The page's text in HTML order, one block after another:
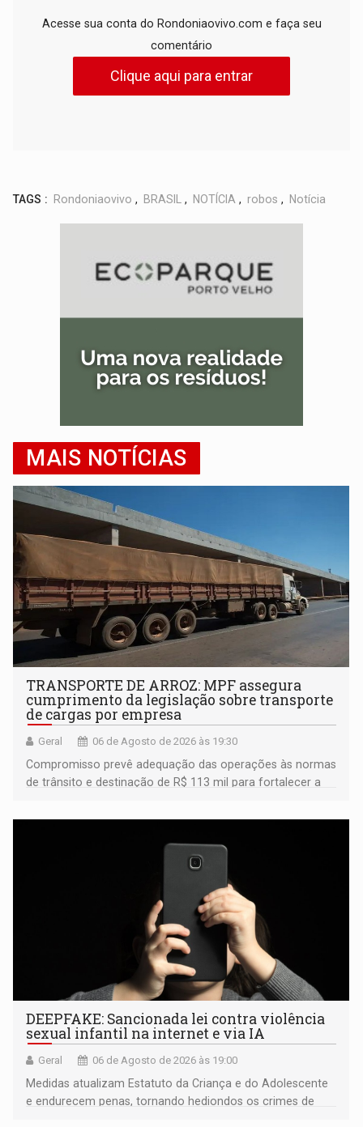
Acesse sua conta do Rondoniaovivo.com e faça seu
comentário
Clique aqui para entrar
TAGS : Rondoniaovivo , BRASIL , NOTÍCIA , robos , Notícia
MAIS NOTÍCIAS
TRANSPORTE DE ARROZ: MPF assegura
cumprimento da legislação sobre transporte
de cargas por empresa
Geral 06 de Agosto de 2026 às 19:30
Compromisso prevê adequação das operações às normas
de trânsito e destinação de R$ 113 mil para fortalecer a
DEEPFAKE: Sancionada lei contra violência
sexual infantil na internet e via IA
Geral 06 de Agosto de 2026 às 19:00
Medidas atualizam Estatuto da Criança e do Adolescente
e endurecem penas, tornando hediondos os crimes de